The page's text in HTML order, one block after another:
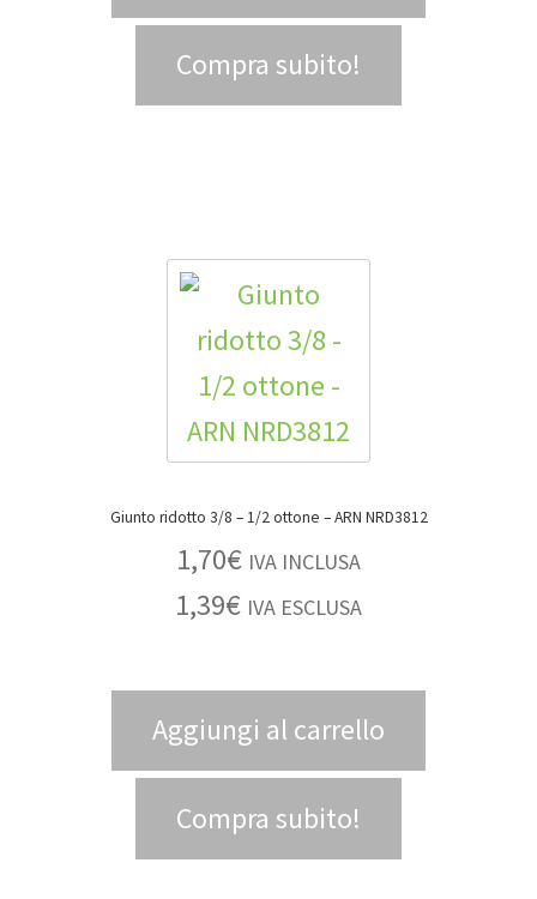
Compra subito!
Giunto ridotto 3/8 – 1/2 ottone – ARN NRD3812
1,70€ IVA INCLUSA
1,39€ IVA ESCLUSA
Aggiungi al carrello
Compra subito!